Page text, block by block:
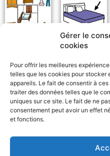
Gérer le
cookies
Pour offrir les meilleures
telles que les cookies pour stocker
appareils. Le fait de consentir à
traiter des données telles que le
uniques sur ce site. Le fait de ne
consentement peut avoir un effet
et fonctions.
Drap
a
h